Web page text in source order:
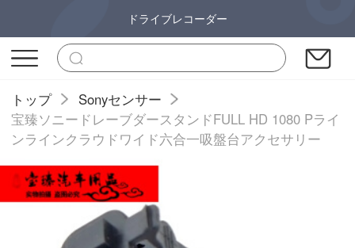
ドライブレコーダー
トップ
Sonyセンサー
宝臻ソニードレーブダースタンドFULL HD 1080 Pライ
ンラインクラウドワイド六合一吸盤台アクセサリー